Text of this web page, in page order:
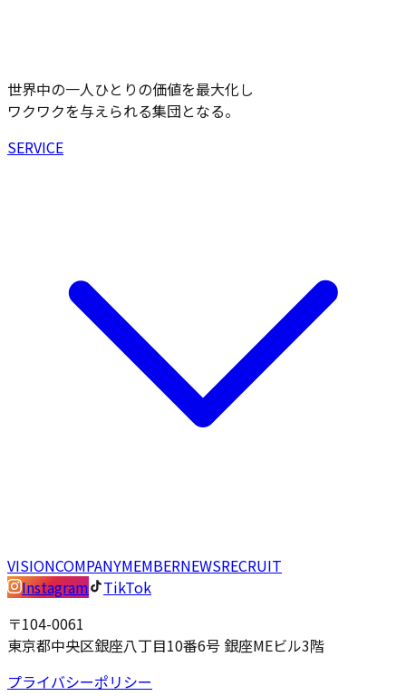
世界中の一人ひとりの価値を最大化し
ワクワクを与えられる集団となる。
SERVICE
VISIONCOMPANYMEMBERNEWSRECRUIT
Instagram
TikTok
〒104-0061
東京都中央区銀座八丁目10番6号 銀座MEビル3階
プライバシーポリシー